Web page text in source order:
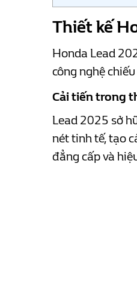
Thiết kế
Honda Lead
công nghệ
Cải tiến trong
Lead 2025 sở
nét tinh tế, tạo
đẳng cấp và